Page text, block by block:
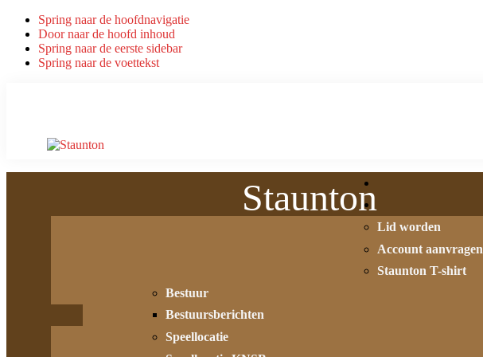
Spring naar de hoofdnavigatie
Door naar de hoofd inhoud
Spring naar de eerste sidebar
Spring naar de voettekst
Staunton
Lid worden
Account aanvragen
Staunton T-shirt
Bestuur
Bestuursberichten
Speellocatie